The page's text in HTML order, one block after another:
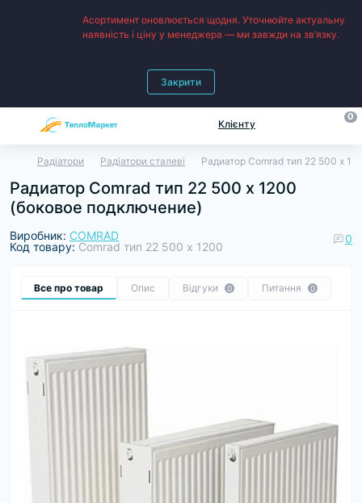
Асортимент оновлюється щодня. Уточнюйте актуальну
наявність і ціну у менеджера — ми завжди на зв’язку.
Закрити
Клієнту
0
Радіатори Радіатори сталеві Радиатор Comrad тип 22 500 х
Радиатор Comrad тип 22 500 х 1200
(боковое подключение)
Виробник: COMRAD
Код товару: Comrad тип 22 500 х 1200
0
Все про товар Опис Відгуки 0 Питання 0